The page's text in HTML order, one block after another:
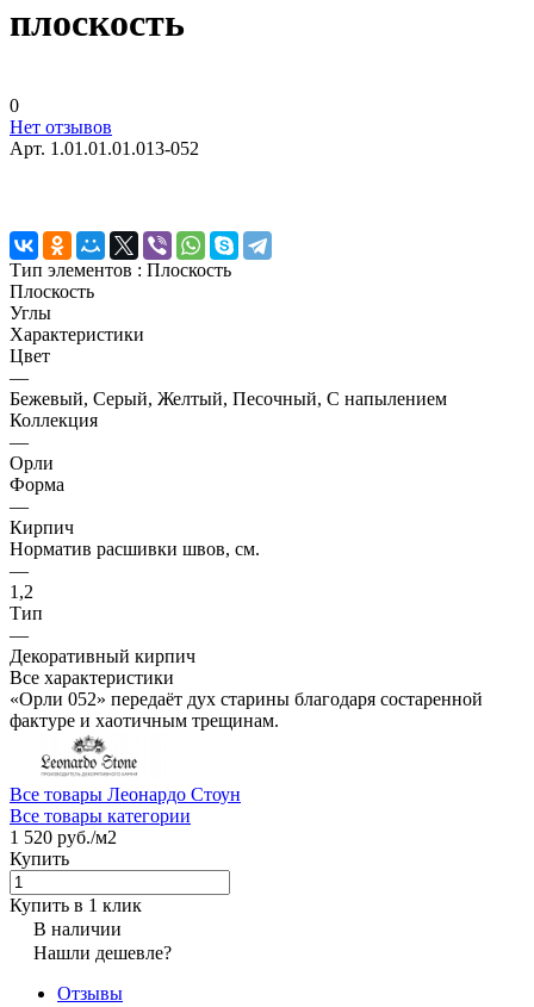
плоскость
0
Нет отзывов
Арт. 1.01.01.01.013-052
Тип элементов : Плоскость
Плоскость
Углы
Характеристики
Цвет
—
Бежевый, Серый, Желтый, Песочный, С напылением
Коллекция
—
Орли
Форма
—
Кирпич
Норматив расшивки швов, см.
—
1,2
Тип
—
Декоративный кирпич
Все характеристики
«Орли 052» передаёт дух старины благодаря состаренной
фактуре и хаотичным трещинам.
Все товары Леонардо Стоун
Все товары категории
1 520 руб./м2
Купить
Купить в 1 клик
В наличии
Нашли дешевле?
Отзывы